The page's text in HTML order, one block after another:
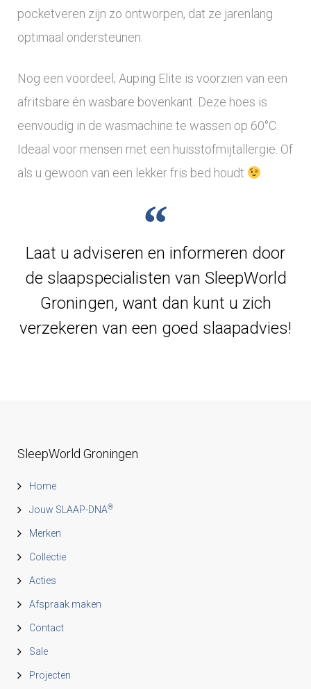
pocketveren zijn zo ontworpen, dat ze jarenlang
optimaal ondersteunen.
Nog een voordeel; Auping Elite is voorzien van een
afritsbare én wasbare bovenkant. Deze hoes is
eenvoudig in de wasmachine te wassen op 60°C.
Ideaal voor mensen met een huisstofmijtallergie. Of
als u gewoon van een lekker fris bed houdt
Laat u adviseren en informeren door
de slaapspecialisten van SleepWorld
Groningen, want dan kunt u zich
verzekeren van een goed slaapadvies!
SleepWorld Groningen
Home
Jouw SLAAP-DNA®
Merken
Collectie
Acties
Afspraak maken
Contact
Sale
Projecten